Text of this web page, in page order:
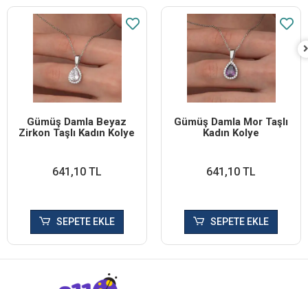
Gümüş Damla Beyaz
Zirkon Taşlı Kadın Kolye
641,10 TL
SEPETE EKLE
Gümüş Damla Mor Taşlı
Kadın Kolye
641,10 TL
SEPETE EKLE